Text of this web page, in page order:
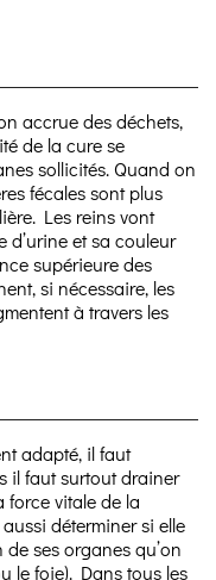
accrue des déchets,
de la cure se
sollicités. Quand on
fécales sont plus
Les reins vont
et sa couleur
supérieure des
si nécessaire, les
à travers les
adapté, il faut
il faut surtout drainer
force vitale de la
déterminer si elle
ses organes qu’on
le foie). Dans tous les